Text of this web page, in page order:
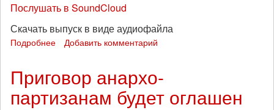
Послушать в SoundCloud
Скачать выпуск в виде аудиофайла
Подробнее
ногами
майора:
«Тренды
Добавить комментарий
Приговор анархо-
партизанам будет оглашен